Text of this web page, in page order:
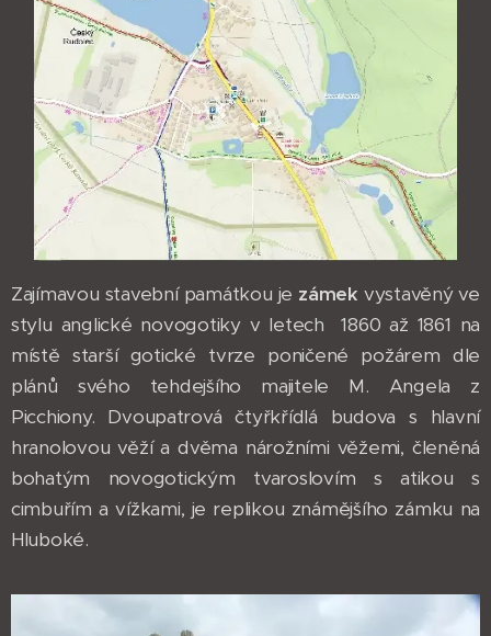
Zajímavou stavební památkou je zámek vystavěný ve
stylu anglické novogotiky v letech 1860 až 1861 na
místě starší gotické tvrze poničené požárem dle
plánů svého tehdejšího majitele M. Angela z
Picchiony. Dvoupatrová čtyřkřídlá budova s hlavní
hranolovou věží a dvěma nárožními věžemi, členěná
bohatým novogotickým tvaroslovím s atikou s
cimbuřím a vížkami, je replikou známějšího zámku na
Hluboké.